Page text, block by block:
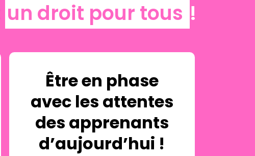
un droit pour tous !
Être en phase
avec les attentes
des apprenants
d’aujourd’hui !